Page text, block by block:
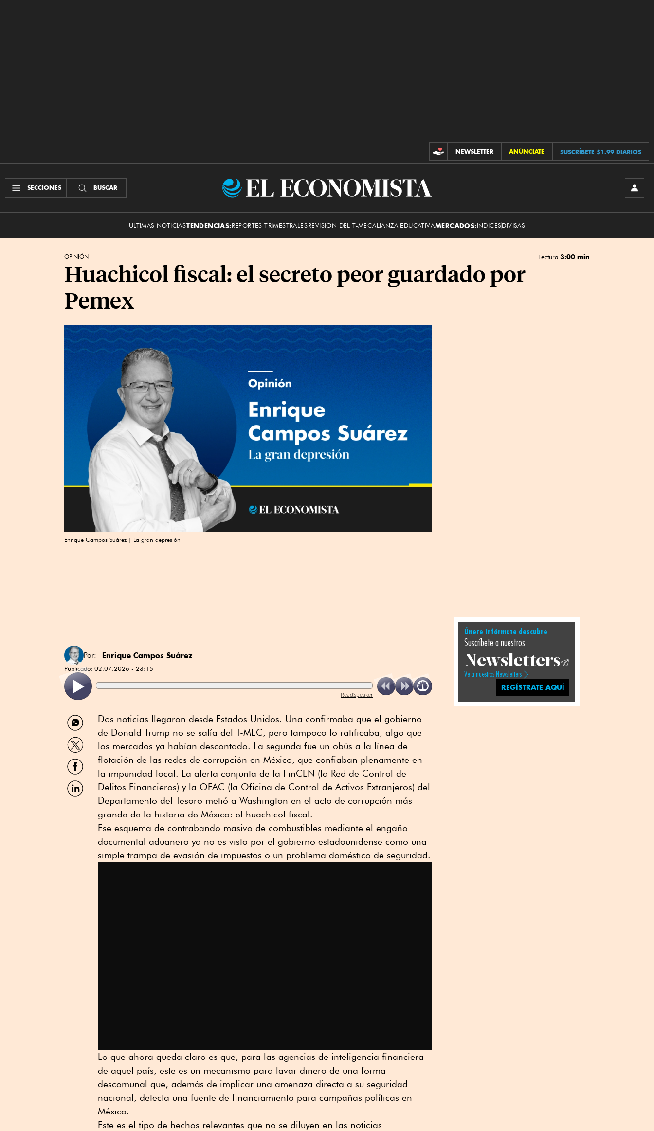
CONTRIBUCIONES
NEWSLETTER ANÚNCIATE SUSCRÍBETE $1.99 DIARIOS
SECCIONES BUSCAR
El
ÚLTIMAS NOTICIASTENDENCIAS:REPORTES TRIMESTRALESREVISIÓN DEL T-MECALIANZA EDUCATIVAMERCADOS:ÍNDICESDIVISAS
OPINIÓN Lectura 3:00 min
Huachicol fiscal: el secreto peor guardado por
Pemex
Enrique Campos Suárez | La gran depresión
Por: Enrique Campos Suárez
Publicado: 02.07.2026 - 23:15
ReadSpeaker
Compartir
por
WhatsApp
Compartir
por
Twitter
Compartir
por
Facebook
Compartir
por
Dos noticias llegaron desde Estados Unidos. Una confirmaba que el gobierno
de Donald Trump no se salía del T-MEC, pero tampoco lo ratificaba, algo que
los mercados ya habían descontado. La segunda fue un obús a la línea de
flotación de las redes de corrupción en México, que confiaban plenamente en
la impunidad local. La alerta conjunta de la FinCEN (la Red de Control de
Delitos Financieros) y la OFAC (la Oficina de Control de Activos Extranjeros) del
Departamento del Tesoro metió a Washington en el acto de corrupción más
grande de la historia de México: el huachicol fiscal.
Ese esquema de contrabando masivo de combustibles mediante el engaño
documental aduanero ya no es visto por el gobierno estadounidense como una
simple trampa de evasión de impuestos o un problema doméstico de seguridad.
Lo que ahora queda claro es que, para las agencias de inteligencia financiera
de aquel país, este es un mecanismo para lavar dinero de una forma
descomunal que, además de implicar una amenaza directa a su seguridad
nacional, detecta una fuente de financiamiento para campañas políticas en
México.
Este es el tipo de hechos relevantes que no se diluyen en las noticias
Únete infórmate descubre
Suscríbete a nuestros
Newsletters
Ve a nuestros Newsletters
REGÍSTRATE AQUÍ